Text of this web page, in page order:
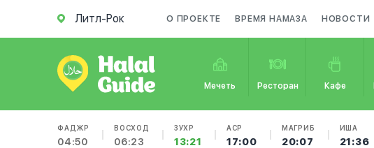
Литл-Рок О ПРОЕКТЕ ВРЕМЯ НАМАЗА НОВОСТИ
Мечеть Ресторан Кафе
ФАДЖР
04:50
ВОСХОД
06:23
ЗУХР
13:21
АСР
17:00
МАГРИБ
20:07
ИША
21:36